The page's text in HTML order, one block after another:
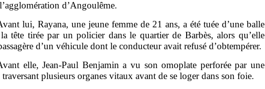
d’Angoulême.
lui, Rayana, une jeune femme de 21 ans, a été tuée d’une balle
tête tirée par un policier dans le quartier de Barbès, alors qu’elle
d’un véhicule dont le conducteur avait refusé d’obtempérer.
elle, Jean‑Paul Benjamin a vu son omoplate perforée par une
traversant plusieurs organes vitaux avant de se loger dans son foie.